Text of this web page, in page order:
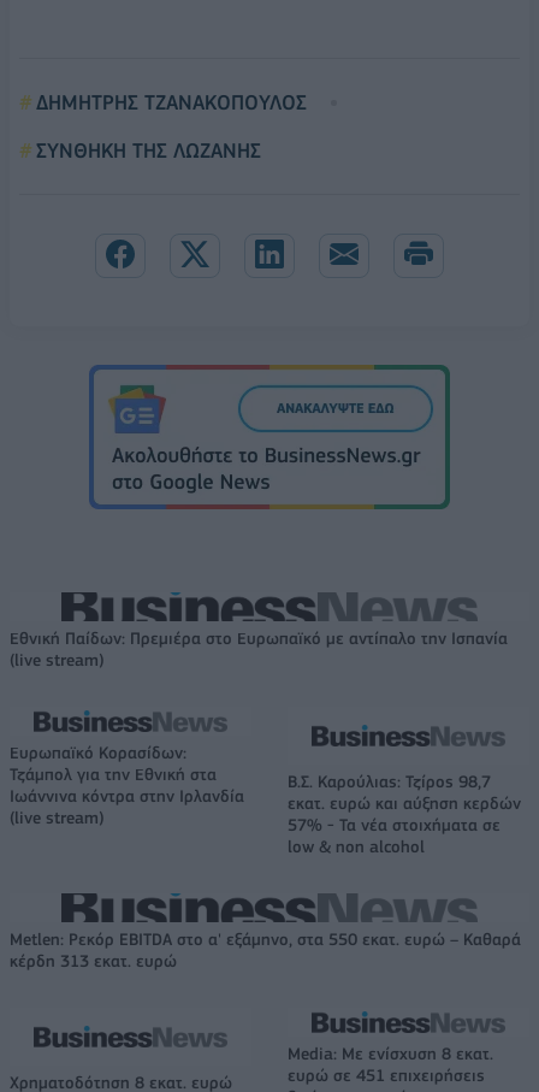
ΔΗΜΗΤΡΗΣ ΤΖΑΝΑΚΟΠΟΥΛΟΣ
ΣΥΝΘΗΚΗ ΤΗΣ ΛΩΖΑΝΗΣ
Εθνική Παίδων: Πρεμιέρα στο Ευρωπαϊκό με αντίπαλο την Ισπανία
(live stream)
Ευρωπαϊκό Κορασίδων:
Τζάμπολ για την Εθνική στα
Ιωάννινα κόντρα στην Ιρλανδία
(live stream)
Β.Σ. Καρούλιας: Τζίρος 98,7
εκατ. ευρώ και αύξηση κερδών
57% - Τα νέα στοιχήματα σε
low & non alcohol
Metlen: Ρεκόρ EBITDA στο α' εξάμηνο, στα 550 εκατ. ευρώ – Καθαρά
κέρδη 313 εκατ. ευρώ
Χρηματοδότηση 8 εκατ. ευρώ
Media: Με ενίσχυση 8 εκατ.
ευρώ σε 451 επιχειρήσεις